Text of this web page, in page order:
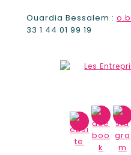
Ouardia Bessalem :
33 1 44 01 99 19